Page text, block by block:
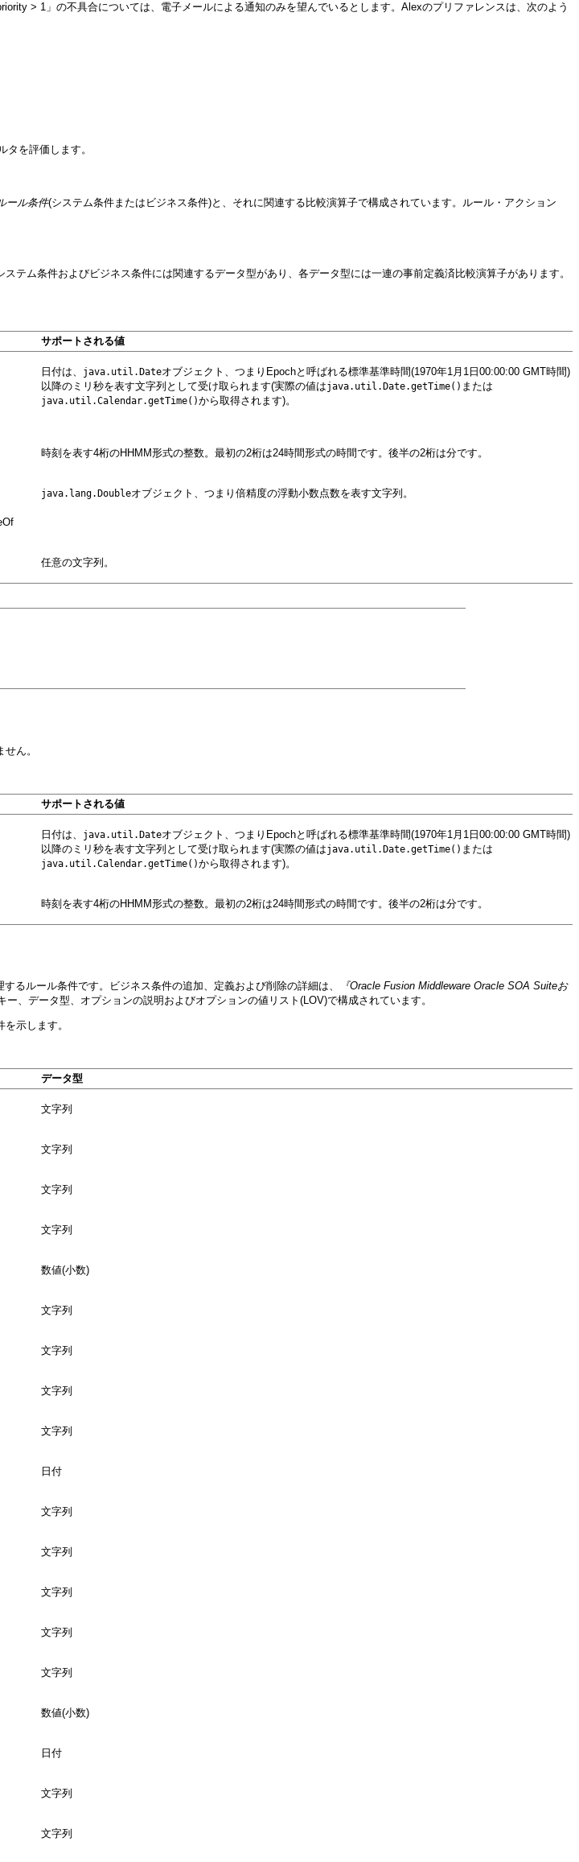
> 1」の不具合については、電子メールによる通知のみを望んでいるとします。Alexのプリファレンスは、次のよう
を評価します。
ール条件(システム条件またはビジネス条件)と、それに関連する比較演算子で構成されています。ルール・アクション
テム条件およびビジネス条件には関連するデータ型があり、各データ型には一連の事前定義済比較演算子があります。
サポートされる値
日付は、 java.util.Dateオブジェクト、つまりEpochと呼ばれる標準基準時間(1970年1月1日00:00:00 GMT時間)
以降のミリ秒を表す文字列として受け取られます(実際の値はjava.util.Date.getTime() または
java.util.Calendar.getTime()から取得されます)。
時刻を表す4桁のHHMM形式の整数。最初の2桁は24時間形式の時間です。後半の2桁は分です。
java.lang.Doubleオブジェクト、つまり倍精度の浮動小数点数を表す文字列。
任意の文字列。
ん。
サポートされる値
日付は、 java.util.Dateオブジェクト、つまりEpochと呼ばれる標準基準時間(1970年1月1日00:00:00 GMT時間)
以降のミリ秒を表す文字列として受け取られます(実際の値はjava.util.Date.getTime() または
java.util.Calendar.getTime()から取得されます)。
時刻を表す4桁のHHMM形式の整数。最初の2桁は24時間形式の時間です。後半の2桁は分です。
るルール条件です。ビジネス条件の追加、定義および削除の詳細は、
『Oracle Fusion Middleware Oracle SOA Suiteお
、データ型、オプションの説明およびオプションの値リスト(LOV)で構成されています。
示します。
データ型
文字列
文字列
文字列
文字列
数値(小数)
文字列
文字列
文字列
文字列
日付
文字列
文字列
文字列
文字列
文字列
数値(小数)
日付
文字列
文字列